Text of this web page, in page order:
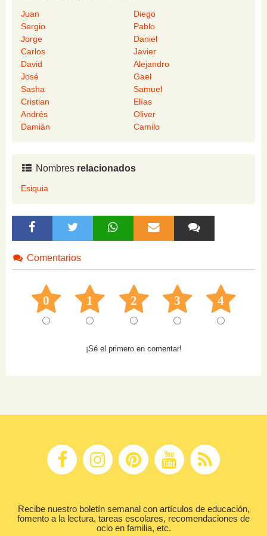
Juan
Diego
Sergio
Pablo
Jorge
Daniel
Carlos
Javier
David
Alejandro
José
Gael
Sasha
Samuel
Cristian
Elías
Andrés
Oliver
Damián
Camilo
Nombres relacionados
Esiquia
Comentarios
0 1 2 3 4
¡Sé el primero en comentar!
Recibe nuestro boletín semanal con artículos de educación,
fomento a la lectura, tareas escolares, recomendaciones de
ocio en familia, etc.